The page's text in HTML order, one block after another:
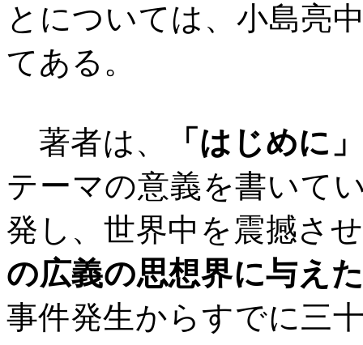
とについては、小島亮
てある。
著者は、
「はじめに」
テーマの意義を書いて
発し、世界中を震撼さ
の広義の思想界に与え
事件発生からすでに三